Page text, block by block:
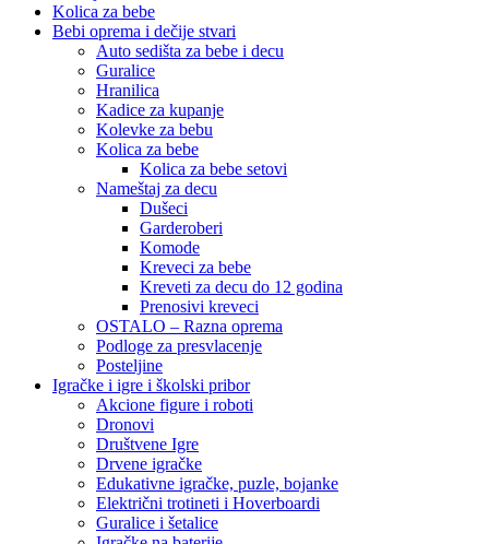
Kolica za bebe
Bebi oprema i dečije stvari
Auto sedišta za bebe i decu
Guralice
Hranilica
Kadice za kupanje
Kolevke za bebu
Kolica za bebe
Kolica za bebe setovi
Nameštaj za decu
Dušeci
Garderoberi
Komode
Kreveci za bebe
Kreveti za decu do 12 godina
Prenosivi kreveci
OSTALO – Razna oprema
Podloge za presvlacenje
Posteljine
Igračke i igre i školski pribor
Akcione figure i roboti
Dronovi
Društvene Igre
Drvene igračke
Edukativne igračke, puzle, bojanke
Električni trotineti i Hoverboardi
Guralice i šetalice